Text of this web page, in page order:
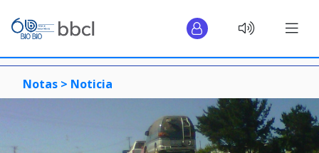
Notas > Noticia